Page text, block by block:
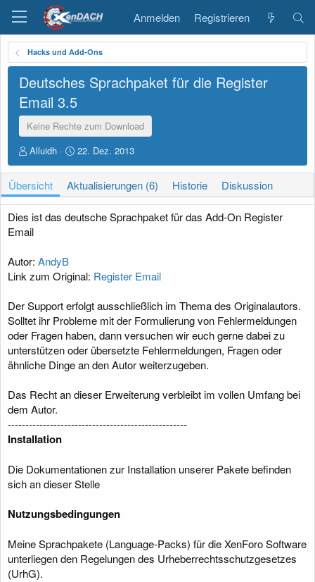
Anmelden Registrieren
Hacks und Add-Ons
Deutsches Sprachpaket für die Register
Email 3.5
Keine Rechte zum Download
A
u
t
o
r
Alluidh
D
a
t
u
m
E
l
u
g
22. Dez. 2013
Übersicht Aktualisierungen (6) Historie Diskussion
Dies ist das deutsche Sprachpaket für das Add-On Register
Email
Autor: AndyB
Link zum Original: Register Email
Der Support erfolgt ausschließlich im Thema des Originalautors.
Solltet ihr Probleme mit der Formulierung von Fehlermeldungen
oder Fragen haben, dann versuchen wir euch gerne dabei zu
unterstützen oder übersetzte Fehlermeldungen, Fragen oder
ähnliche Dinge an den Autor weiterzugeben.
Das Recht an dieser Erweiterung verbleibt im vollen Umfang bei
dem Autor.
---------------------------------------------------
Installation
Die Dokumentationen zur Installation unserer Pakete befinden
sich an dieser Stelle
Nutzungsbedingungen
Meine Sprachpakete (Language-Packs) für die XenForo Software
unterliegen den Regelungen des Urheberrechtsschutzgesetzes
(UrhG).